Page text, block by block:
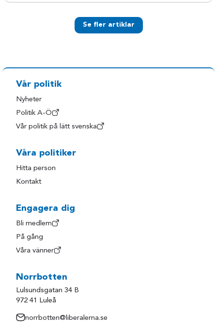
Se fler artiklar
Vår politik
Nyheter
Politik A-Ö
Vår politik på lätt svenska
Våra politiker
Hitta person
Kontakt
Engagera dig
Bli medlem
På gång
Våra vänner
Norrbotten
Lulsundsgatan 34 B
972 41 Luleå
norrbotten@liberalerna.se